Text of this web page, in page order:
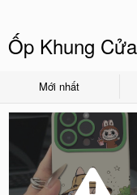
Ốp Khung
Mới nhất